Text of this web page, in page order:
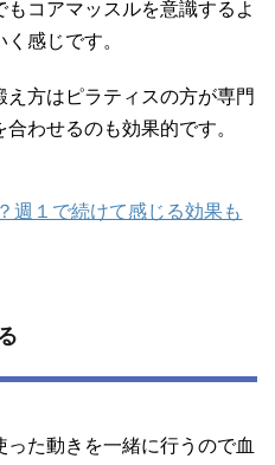
コアマッスルを意識するよ
感じです。
方はピラティスの方が専門
わせるのも効果的です。
週１で続けて感じる効果も
た動きを一緒に行うので血